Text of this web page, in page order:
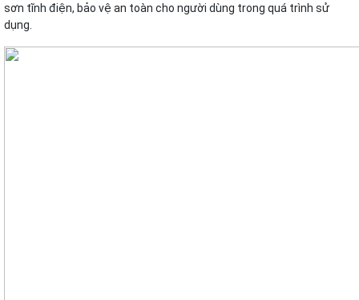
sơn tĩnh điện, bảo vệ an toàn cho người dùng trong quá trình sử
dụng.